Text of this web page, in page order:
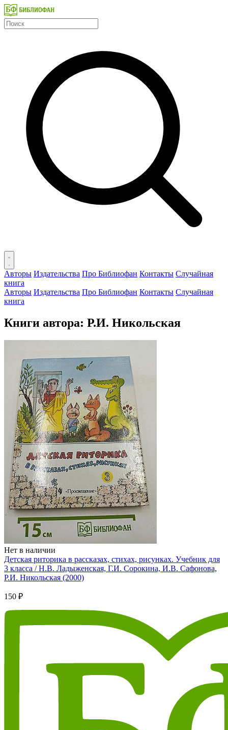
Авторы Издательства Про Библиофан Контакты Случайная
книга
Авторы Издательства Про Библиофан Контакты Случайная
книга
Книги автора: Р.И. Никольская
Нет в наличии
Детская риторика в рассказах, стихах, рисунках. Учебник для
3 класса / Н.В. Ладыженская, Г.И. Сорокина, И.В. Сафонова,
Р.И. Никольская (2000)
150 ₽